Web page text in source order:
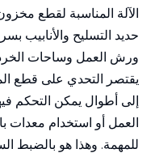
الآلة المناسبة لقطع
حديد التسليح والأنابيب
ورش العمل وساحات
يقتصر التحدي على قطع
إلى أطوال يمكن التحكم
العمل أو استخدام معدات
للمهمة. وهذا هو بالضبط